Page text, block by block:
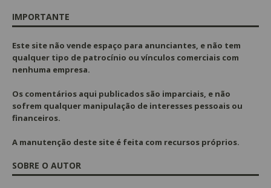
IMPORTANTE
Este site não vende espaço para anunciantes, e não tem
qualquer tipo de patrocínio ou vínculos comerciais com
nenhuma empresa.
Os comentários aqui publicados são imparciais, e não
sofrem qualquer manipulação de interesses pessoais ou
financeiros.
A manutenção deste site é feita com recursos próprios.
SOBRE O AUTOR